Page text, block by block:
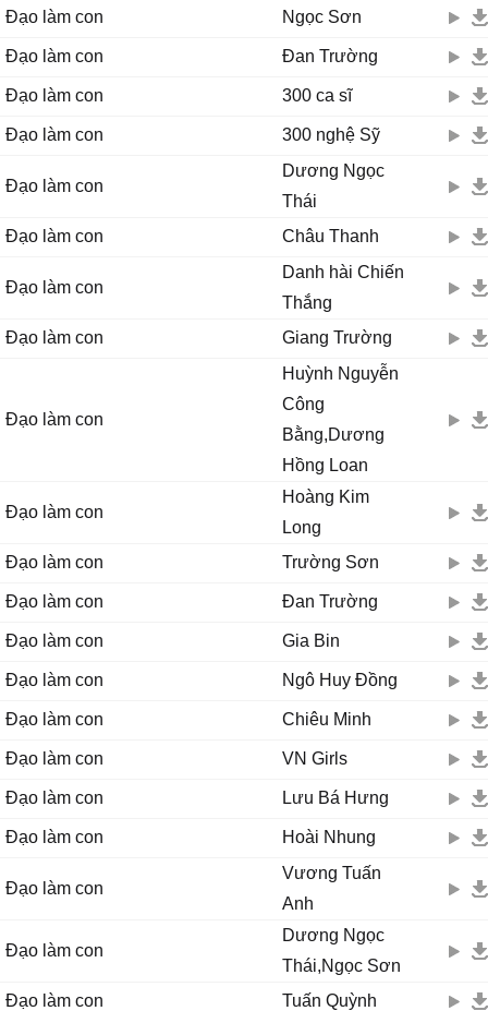
hoa u buồn mắt con thương nhòa lệ rơi.
Đạo làm con Ngọc Sơn
Đạo làm con Đan Trường
Đạo làm con 300 ca sĩ
Đạo làm con 300 nghệ Sỹ
Đạo làm con
Dương Ngọc
Thái
Đạo làm con
Châu Thanh
Đạo làm con
Danh hài Chiến
Thắng
Đạo làm con
Giang Trường
Đạo làm con
Huỳnh Nguyễn
Công
Bằng,Dương
Hồng Loan
Đạo làm con
Hoàng Kim
Long
Đạo làm con
Trường Sơn
Đạo làm con Đan Trường
Đạo làm con Gia Bin
Đạo làm con Ngô Huy Đồng
Đạo làm con Chiêu Minh
Đạo làm con VN Girls
Đạo làm con Lưu Bá Hưng
Đạo làm con Hoài Nhung
Đạo làm con
Vương Tuấn
Anh
Đạo làm con
Dương Ngọc
Thái,Ngọc Sơn
Đạo làm con
Tuấn Quỳnh